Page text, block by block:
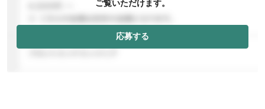
ご覧いただけます。
応募する